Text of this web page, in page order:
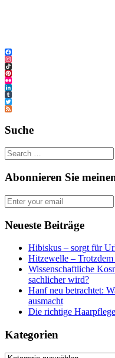
Facebook
Instagram
TikTok
Pinterest
Flickr
LinkedIn
Tumblr
Twitter
Feed
Suche
Abonnieren Sie
Neueste Beiträge
Hibiskus – sorgt für
Hitzewelle –
Wissenschaftliche
sachlicher wird?
Hanf neu betrachtet:
ausmacht
Die richtige
Kategorien